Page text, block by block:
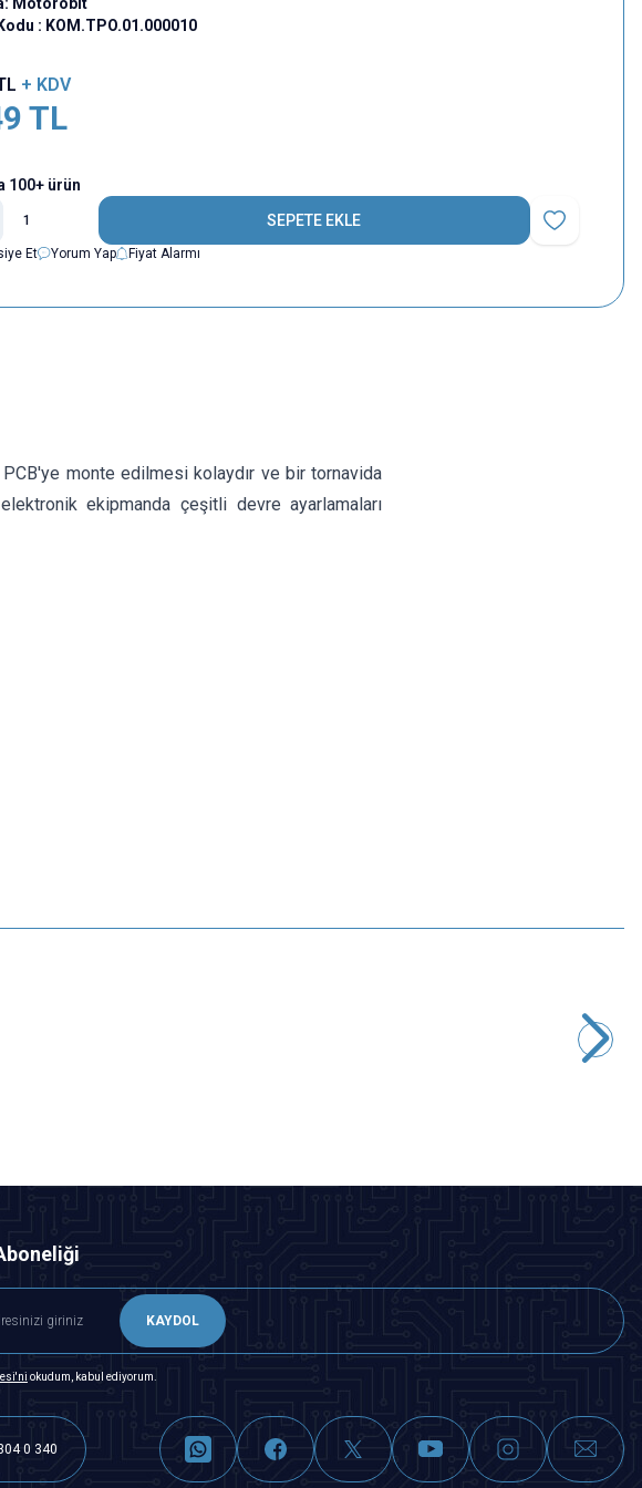
: KOM.TPO.01.000010
+ KDV
TL
100+ ürün
SEPETE EKLE
Favoriye Ekle
Et
Yorum Yap Fiyat Alarmı
monte edilmesi kolaydır ve bir tornavida
ekipmanda çeşitli devre ayarlamaları
KAYDOL
okudum, kabul ediyorum.
0 340